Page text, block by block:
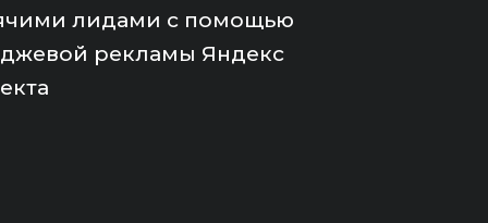
лидами с помощью
рекламы Яндекс